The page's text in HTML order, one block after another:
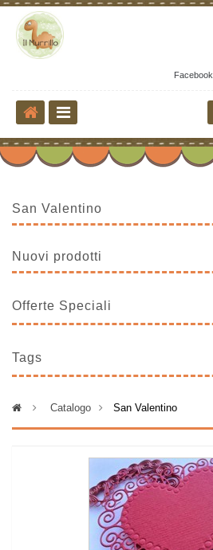
Facebook
San Valentino
Nuovi prodotti
Offerte Speciali
Tags
> Catalogo > San Valentino